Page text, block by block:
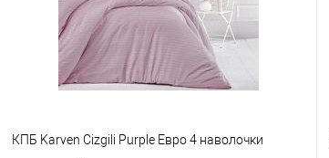
В избранное
В наличии
КПБ Karven Cizgili Purple Евро 4 наволочки